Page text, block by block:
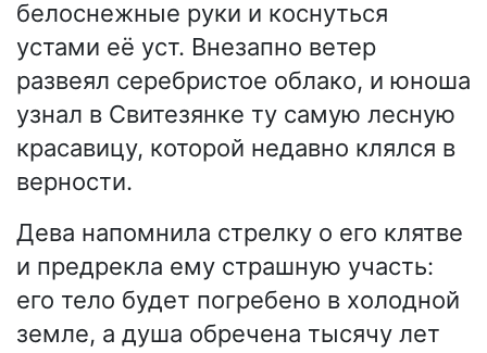
белоснежные руки и коснуться
устами её уст. Внезапно ветер
развеял серебристое облако, и юноша
узнал в Свитезянке ту самую лесную
красавицу, которой недавно клялся в
верности.
Дева напомнила стрелку о его клятве
и предрекла ему страшную участь:
его тело будет погребено в холодной
земле, а душа обречена тысячу лет